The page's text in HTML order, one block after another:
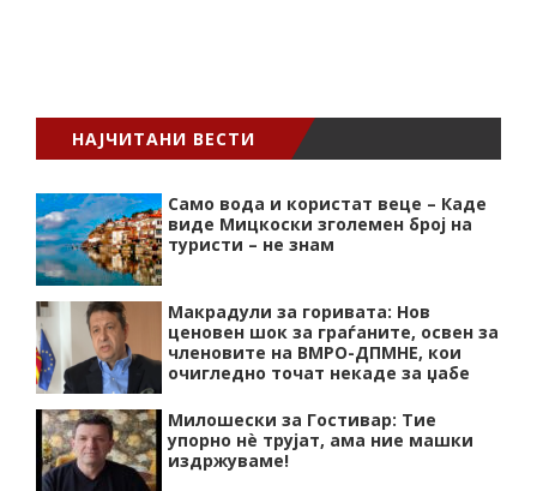
НАЈЧИТАНИ ВЕСТИ
Само вода и користат веце – Каде
виде Мицкоски зголемен број на
туристи – не знам
Макрадули за горивата: Нов
ценовен шок за граѓаните, освен за
членовите на ВМРО-ДПМНЕ, кои
очигледно точат некаде за џабе
Милошески за Гостивар: Тие
упорно нѐ трујат, ама ние машки
издржуваме!